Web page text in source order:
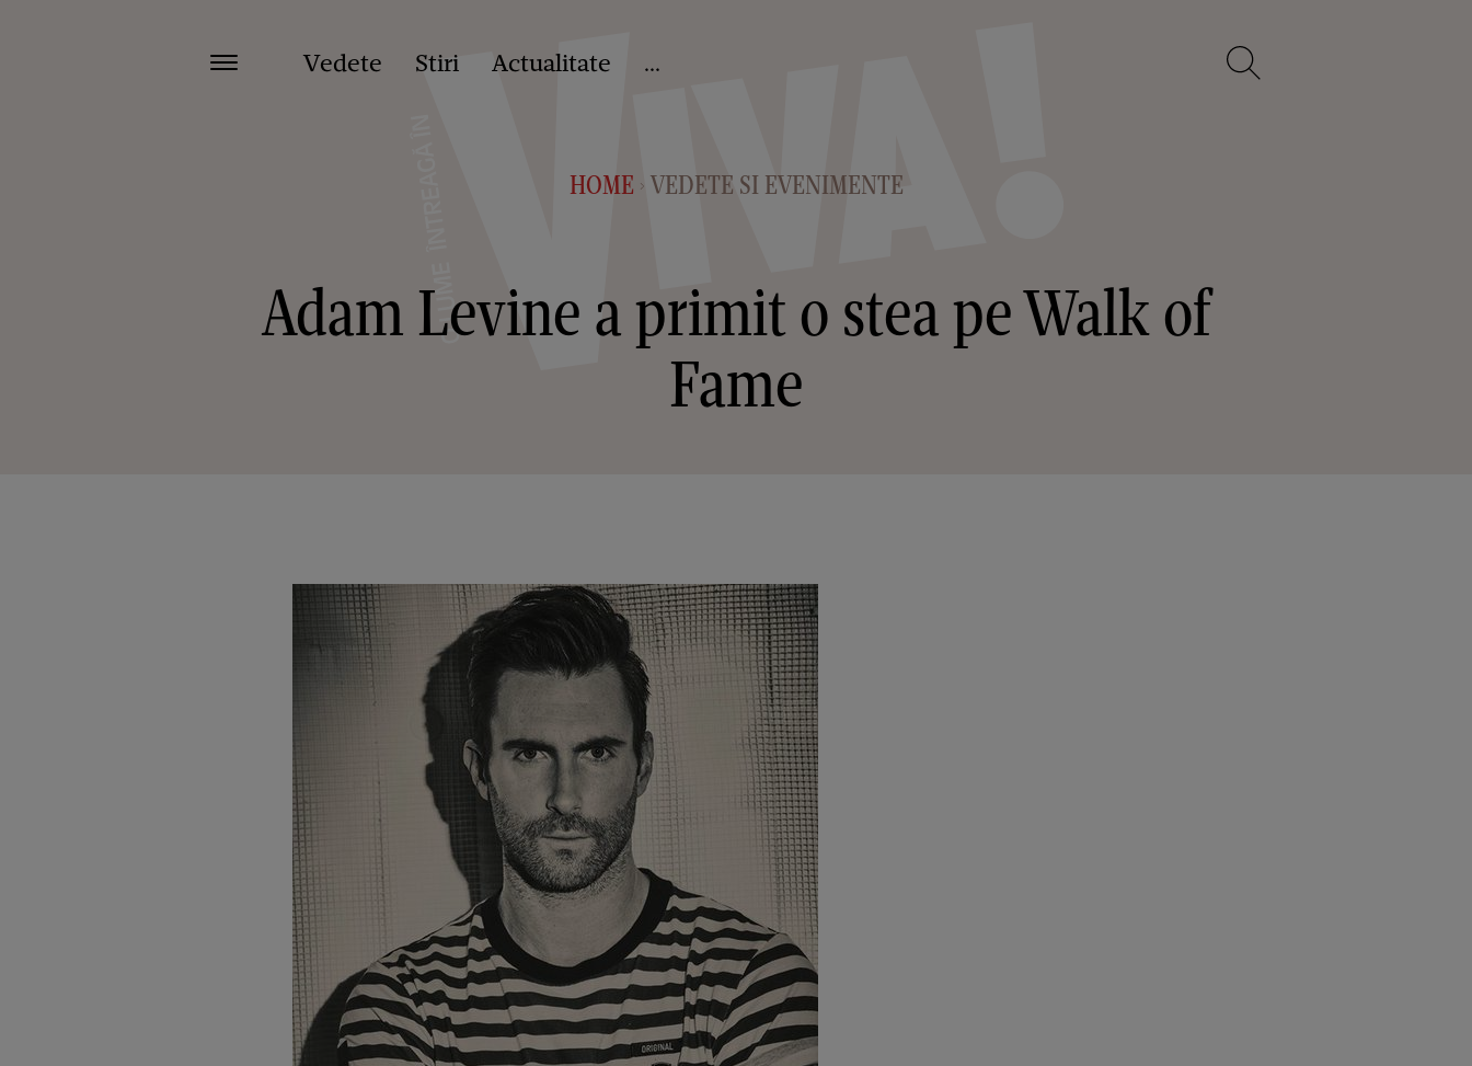
Vedete Stiri Actualitate ...
HOME > VEDETE SI EVENIMENTE
Adam Levine a primit o stea pe Walk of
Fame